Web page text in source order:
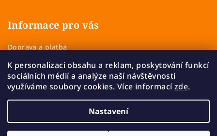
K personalizaci obsahu a reklam, poskytování funkcí
sociálních médií a analýze naší návštěvnosti
využíváme soubory cookies. Více informacízde.
Nastavení
Informace pro vás
Doprava a platba
Zásady ochrany osobních údajů
Vrácení a výměna zboží
Upravit nastavení cookies